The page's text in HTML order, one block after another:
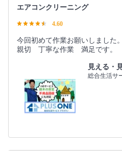
エアコンクリーニング
4.60
今回初めて作業お願いしました。
親切 丁寧な作業 満足です。
見える・
総合生活サ